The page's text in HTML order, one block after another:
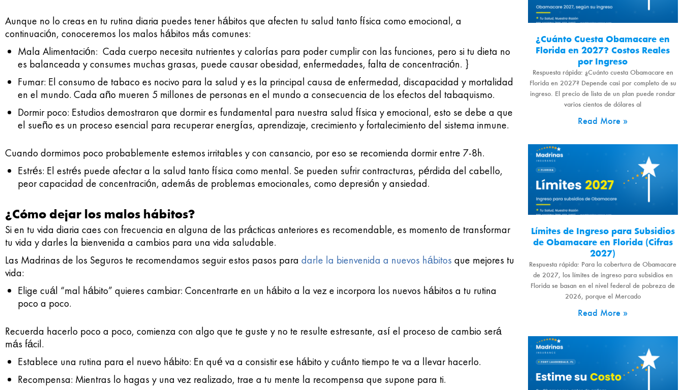
Aunque no lo creas en tu rutina diaria puedes tener hábitos que afecten tu salud tanto física como emocional, a
continuación, conoceremos los malos hábitos más comunes:
Mala Alimentación: Cada cuerpo necesita nutrientes y calorías para poder cumplir con las funciones, pero si tu dieta no
es balanceada y consumes muchas grasas, puede causar obesidad, enfermedades, falta de concentración. }
Fumar: El consumo de tabaco es nocivo para la salud y es la principal causa de enfermedad, discapacidad y mortalidad
en el mundo. Cada año mueren 5 millones de personas en el mundo a consecuencia de los efectos del tabaquismo.
Dormir poco: Estudios demostraron que dormir es fundamental para nuestra salud física y emocional, esto se debe a que
el sueño es un proceso esencial para recuperar energías, aprendizaje, crecimiento y fortalecimiento del sistema inmune.
Cuando dormimos poco probablemente estemos irritables y con cansancio, por eso se recomienda dormir entre 7-8h.
Estrés: El estrés puede afectar a la salud tanto física como mental. Se pueden sufrir contracturas, pérdida del cabello,
peor capacidad de concentración, además de problemas emocionales, como depresión y ansiedad.
¿Cómo dejar los malos hábitos?
Si en tu vida diaria caes con frecuencia en alguna de las prácticas anteriores es recomendable, es momento de transformar
tu vida y darles la bienvenida a cambios para una vida saludable.
Las Madrinas de los Seguros te recomendamos seguir estos pasos para darle la bienvenida a nuevos hábitos que mejores tu
vida:
Elige cuál “mal hábito” quieres cambiar: Concentrarte en un hábito a la vez e incorpora los nuevos hábitos a tu rutina
poco a poco.
Recuerda hacerlo poco a poco, comienza con algo que te guste y no te resulte estresante, así el proceso de cambio será
más fácil.
Establece una rutina para el nuevo hábito: En qué va a consistir ese hábito y cuánto tiempo te va a llevar hacerlo.
Recompensa: Mientras lo hagas y una vez realizado, trae a tu mente la recompensa que supone para ti.
¿Cuánto Cuesta Obamacare en
Florida en 2027? Costos Reales
por Ingreso
Respuesta rápida: ¿Cuánto cuesta Obamacare en
Florida en 2027? Depende casi por completo de su
ingreso. El precio de lista de un plan puede rondar
varios cientos de dólares al
Read More »
Límites de Ingreso para Subsidios
de Obamacare en Florida (Cifras
2027)
Respuesta rápida: Para la cobertura de Obamacare
de 2027, los límites de ingreso para subsidios en
Florida se basan en el nivel federal de pobreza de
2026, porque el Mercado
Read More »